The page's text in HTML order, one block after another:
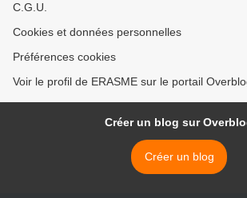
C.G.U.
Cookies et données personnelles
Préférences cookies
Voir le profil de ERASME sur le portail
Créer un blog sur
Créer un blog